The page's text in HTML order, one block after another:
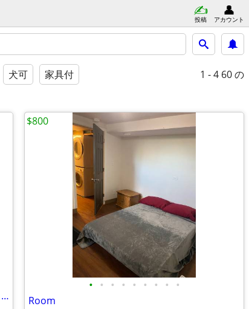
投稿 アカウント
犬可 家具付 1 - 4 60 の
Master bedroom of a 2 bedroom apartment for rent
• • • • • • • • •
Room
$800